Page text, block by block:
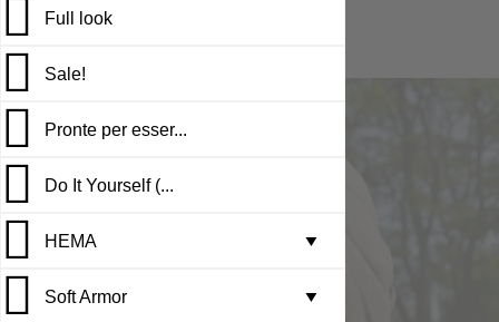
Full look
Sale!
Pronte per esser...
Leather armor i...
Brigandine armo...
Do It Yourself (...
HEMA ▼
Gambesons
Soft Armor ▼